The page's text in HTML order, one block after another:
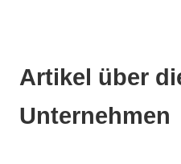
Artikel über
Unternehmen